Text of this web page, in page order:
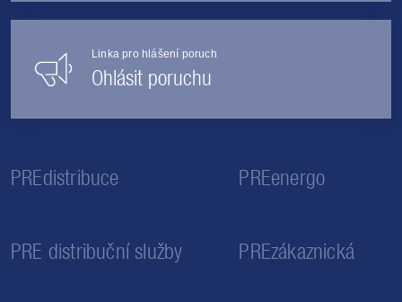
Linka pro hlášení poruch
Ohlásit poruchu
PREdistribuce PREenergo
PRE distribuční služby PREzákaznická